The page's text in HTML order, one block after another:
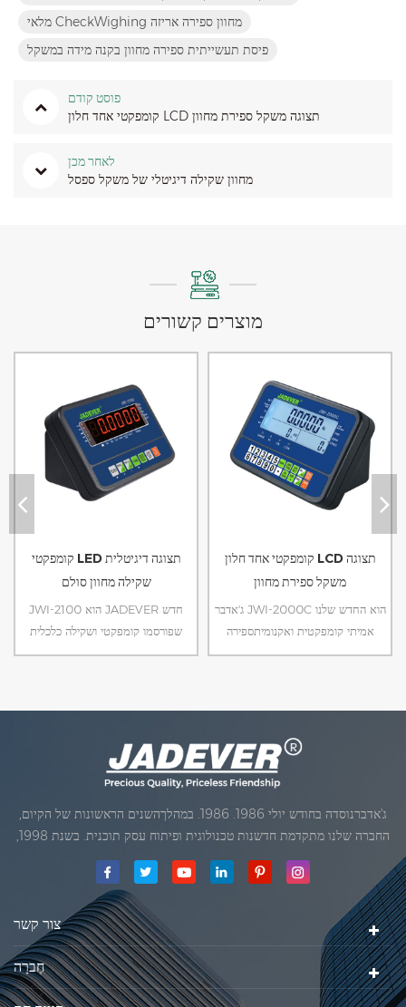
מלאי CheckWighing מחוון ספירה אריזה
פיסת תעשייתית ספירה מחוון בקנה מידה במשקל
פוסט קודם
קומפקטי אחד חלון LCD תצוגה משקל ספירת מחוון
לאחר מכן
מחוון שקילה דיגיטלי של משקל ספסל
מוצרים קשורים
קומפקטי LED תצוגה דיגיטלית
שקילה מחוון סולם
JWI-2100 הוא JADEVER חדש
שפורסמו קומפקטי ושקילה כלכלית
אינדיקטור. עם תצוגת LED בהירים
קומפקטי אחד חלון LCD תצוגה
משקל ספירת מחוון
ג'אדבר JWI-2000C הוא החדש שלנו
אמיתי קומפקטית ואקנומיתספירה
אינדיקטור. עם רק אחד חלון LCD
ג'אדברנוסדה בחודש יולי 1986. 1986. במהלךהשנים הראשונות של הקיום,
החברה שלנו מתקדמת חדשנות טכנולוגית ופיתוח עסק תוכנית. בשנת 1998,
החברה שלנו השיגה את המטרה האיכותי, כאשר הראשון של המוצרים שלנו
ג'אדברסולם ושות 'בע"מהיה
צור קשר
חֶברָה